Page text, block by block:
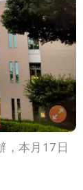
，本月17日